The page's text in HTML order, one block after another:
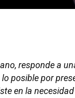
responde a
posible por
en la